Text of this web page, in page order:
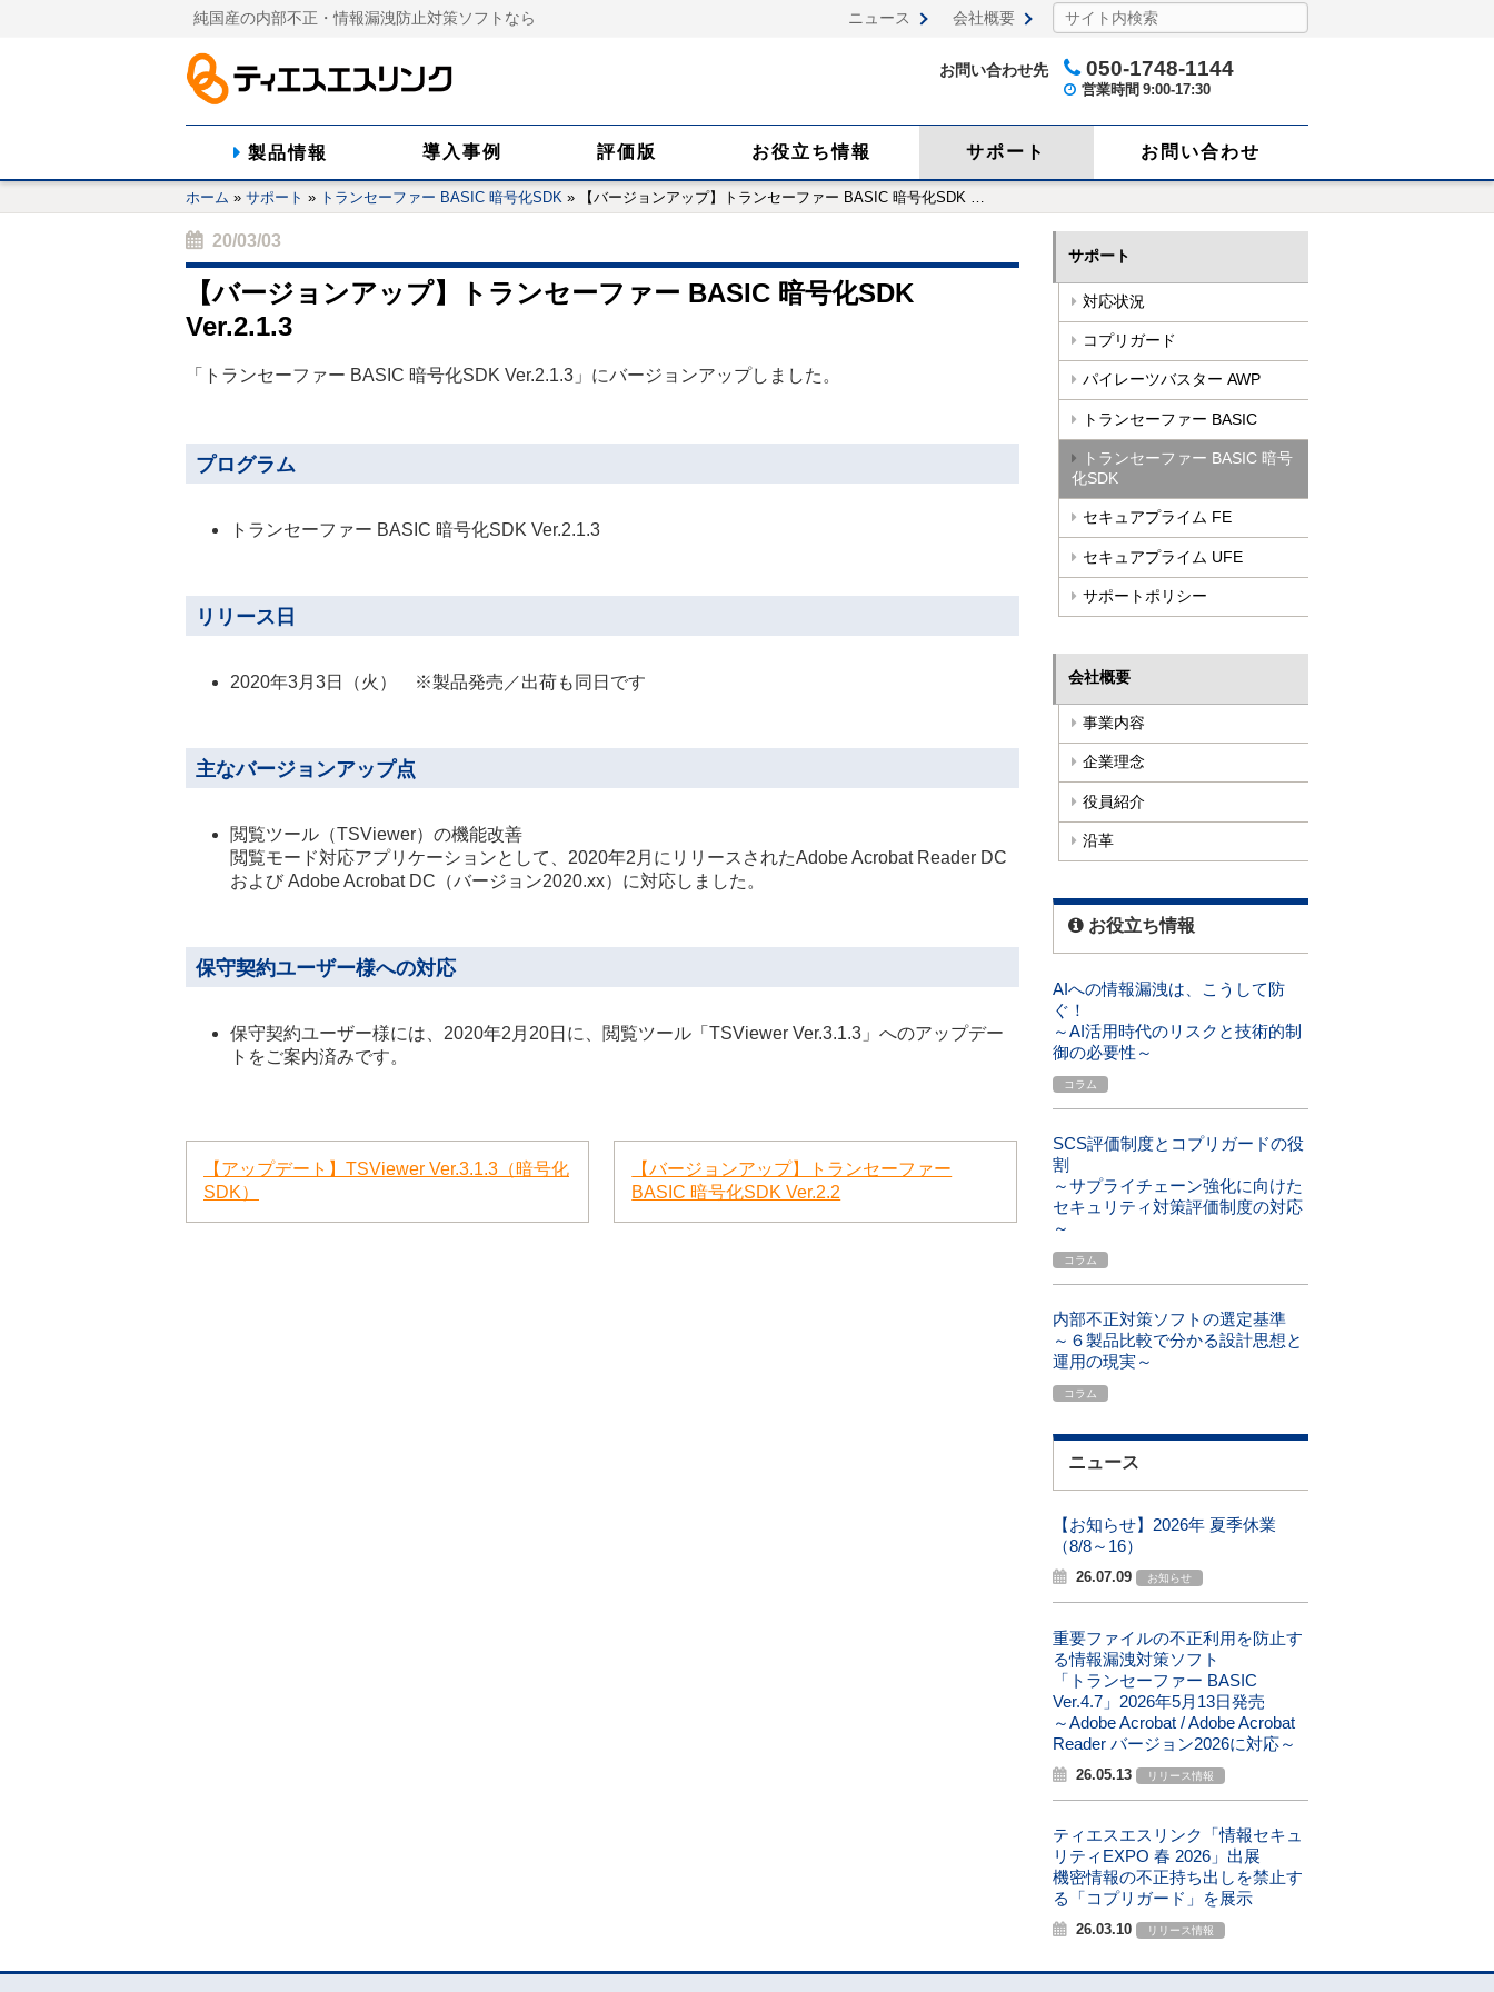
純国産の内部不正・情報漏洩防止対策ソフトなら ニュース 会社概要
お問い合わせ先 050-1748-1144
営業時間 9:00-17:30
製品情報 導入事例 評価版 お役立ち情報 サポート お問い合わせ
ホーム » サポート » トランセーファー BASIC 暗号化SDK » 【バージョンアップ】トランセーファー BASIC 暗号化SDK
20/03/03
【バージョンアップ】トランセーファー BASIC 暗号化SDK
Ver.2.1.3
「トランセーファー BASIC 暗号化SDK Ver.2.1.3」にバージョンアップしました。
プログラム
トランセーファー BASIC 暗号化SDK Ver.2.1.3
リリース日
2020年3月3日（火） ※製品発売／出荷も同日です
主なバージョンアップ点
閲覧ツール（TSViewer）の機能改善
閲覧モード対応アプリケーションとして、2020年2月にリリースされたAdobe Acrobat Reader DC
および Adobe Acrobat DC（バージョン2020.xx）に対応しました。
保守契約ユーザー様への対応
保守契約ユーザー様には、2020年2月20日に、閲覧ツール「TSViewer Ver.3.1.3」へのアップデー
トをご案内済みです。
【アップデート】TSViewer Ver.3.1.3（暗号化
SDK）
【バージョンアップ】トランセーファー
BASIC 暗号化SDK Ver.2.2
サポート
対応状況
コプリガード
パイレーツバスター AWP
トランセーファー BASIC
トランセーファー BASIC 暗号
化SDK
セキュアプライム FE
セキュアプライム UFE
サポートポリシー
会社概要
事業内容
企業理念
役員紹介
沿革
お役立ち情報
AIへの情報漏洩は、こうして防
ぐ！
～AI活用時代のリスクと技術的制
御の必要性～
コラム
SCS評価制度とコプリガードの役
割
～サプライチェーン強化に向けた
セキュリティ対策評価制度の対応
～
コラム
内部不正対策ソフトの選定基準
～６製品比較で分かる設計思想と
運用の現実～
コラム
ニュース
【お知らせ】2026年 夏季休業
（8/8～16）
26.07.09 お知らせ
重要ファイルの不正利用を防止す
る情報漏洩対策ソフト
「トランセーファー BASIC
Ver.4.7」2026年5月13日発売
～Adobe Acrobat / Adobe Acrobat
Reader バージョン2026に対応～
26.05.13 リリース情報
ティエスエスリンク「情報セキュ
リティEXPO 春 2026」出展
機密情報の不正持ち出しを禁止す
る「コプリガード」を展示
26.03.10 リリース情報